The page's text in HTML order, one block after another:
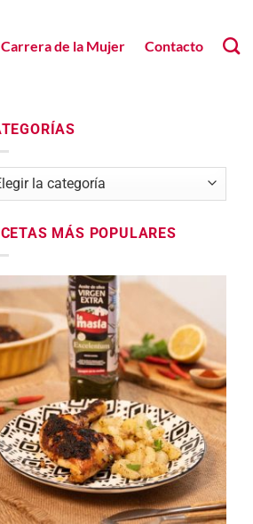
Carrera de la Mujer Contacto
MÁS POPULARES